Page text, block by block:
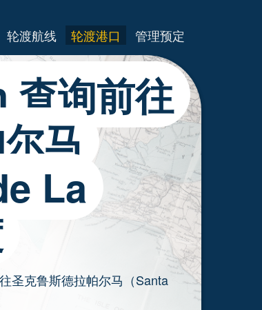
轮渡航线 轮渡港口 管理预定
查询前往
马
La
圣克鲁斯德拉帕尔马（Santa